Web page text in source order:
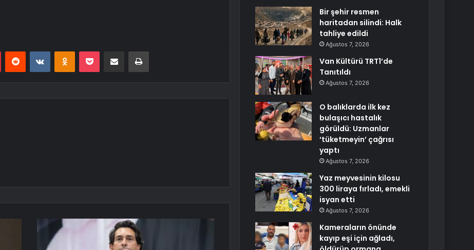
PinterestReddit VKontakteOdnoklassniki
Pocket E-Posta ile paylaş Yazdır
Bir şehir resmen
haritadan silindi: Halk
tahliye edildi
Ağustos 7, 2026
Van Kültürü TRT1’de
Tanıtıldı
Ağustos 7, 2026
O balıklarda ilk kez
bulaşıcı hastalık
görüldü: Uzmanlar
‘tüketmeyin’ çağrısı
yaptı
Ağustos 7, 2026
Yaz meyvesinin kilosu
300 liraya fırladı, emekli
isyan etti
Ağustos 7, 2026
Kameraların önünde
kayıp eşi için ağladı,